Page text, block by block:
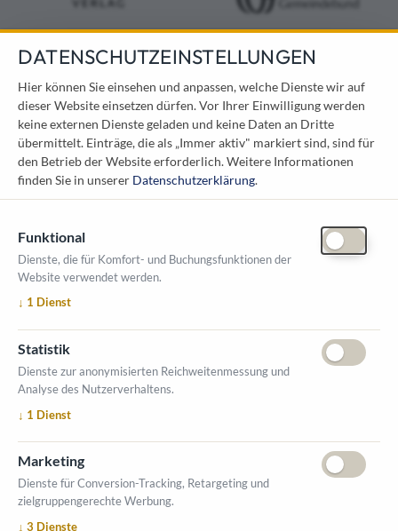
KONTAKT
Österreichischer Kommunal-Verlag GmbH
Löwelstraße 6 / 2. Stock
1010 Wien
messe@kommunal.at
ÖFFNUNGSZEITEN MESSE
2. Oktober 2026, 9-16 Uhr
VERANSTALTUNGSORT
Salzburger Messe
Messezentrum 1
5020 Salzburg
Ausstellerverzeichnis
DATENSCHUTZEINSTELLUNGEN
Hier können Sie einsehen und anpassen, welche Dienste wir auf
dieser Website einsetzen dürfen. Vor Ihrer Einwilligung werden
keine externen Dienste geladen und keine Daten an Dritte
übermittelt. Einträge, die als „Immer aktiv" markiert sind, sind für
den Betrieb der Website erforderlich.Weitere Informationen
finden Sie in unserer Datenschutzerklärung.
Funktional
Dienste, die für Komfort- und Buchungsfunktionen der
Website verwendet werden.
↓ 1 Dienst
Statistik
Dienste zur anonymisierten Reichweitenmessung und
Analyse des Nutzerverhaltens.
↓ 1 Dienst
Marketing
Dienste für Conversion-Tracking, Retargeting und
zielgruppengerechte Werbung.
↓ 3 Dienste